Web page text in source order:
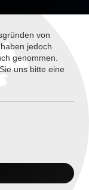
von
jedoch
genommen.
uns bitte eine